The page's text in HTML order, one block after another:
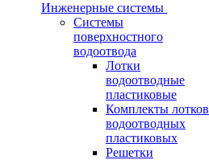
Инженерные системы
Системы
поверхностного
водоотвода
Лотки
водоотводные
пластиковые
Комплекты лотков
водоотводных
пластиковых
Решетки